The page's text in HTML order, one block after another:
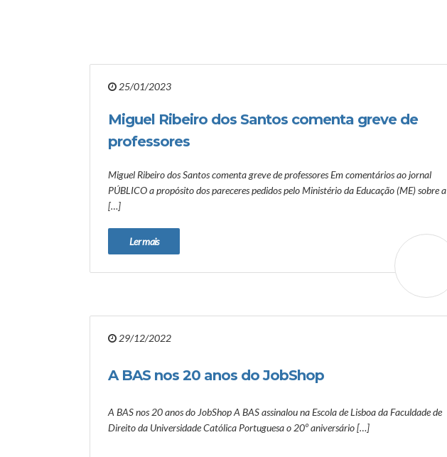
25/01/2023
Miguel Ribeiro dos Santos comenta greve de
professores
Miguel Ribeiro dos Santos comenta greve de professores Em comentários ao jornal
PÚBLICO a propósito dos pareceres pedidos pelo Ministério da Educação (ME) sobre a
[…]
Ler mais
29/12/2022
A BAS nos 20 anos do JobShop
A BAS nos 20 anos do JobShop A BAS assinalou na Escola de Lisboa da Faculdade de
Direito da Universidade Católica Portuguesa o 20º aniversário […]